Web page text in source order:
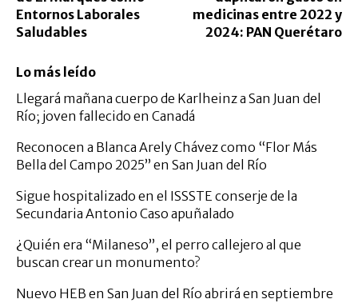
Entornos Laborales
Saludables
medicinas entre 2022 y
2024: PAN Querétaro
Lo más leído
Llegará mañana cuerpo de Karlheinz a San Juan del
Río; joven fallecido en Canadá
Reconocen a Blanca Arely Chávez como “Flor Más
Bella del Campo 2025” en San Juan del Río
Sigue hospitalizado en el ISSSTE conserje de la
Secundaria Antonio Caso apuñalado
¿Quién era “Milaneso”, el perro callejero al que
buscan crear un monumento?
Nuevo HEB en San Juan del Río abrirá en septiembre